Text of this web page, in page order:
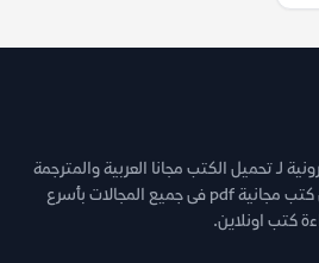
لـ تحميل الكتب مجانا العربية والمترجمة
والروايات والقصص وغيرها من كتب مجانية pdf فى جميع المجالات بأسرع
كتب اونلاين.